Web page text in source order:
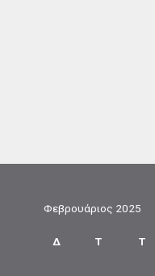
Φεβρουάριος 2025
Δ Τ Τ